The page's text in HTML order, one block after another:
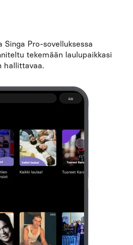
Pro-sovelluksessa
tekemään laulupaikkasi
hallittavaa.